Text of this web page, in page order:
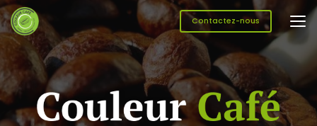
Aller
au
contenu
principal
Contactez-nous